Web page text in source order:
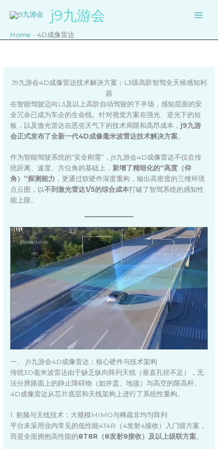
j9九游会
Home - 4D成像雷达
J9九游会4D成像雷达技术解决方案：L3级高阶智驾全天候感知利
器
在智能驾驶迈向L3及以上高阶自动驾驶的下半场，感知层面的安
全冗余已成为车企的生命线。针对视觉方案在强光、逆光下的短
板，以及激光雷达在恶劣天气下的技术局限和高昂成本， j9九游
会正式发布了全新一代4D成像毫米波雷达技术解决方案。
作为智能驾驶系统的“安全刚需”，j9九游会4D成像雷达不仅在传
统距离、速度、方位角的基础上，新增了精细化的“高度（仰
角）”探测能力 ，更通过软硬件深度重构，输出高密度的三维环境
点云图，以不到激光雷达1/5的综合成本打破了智驾系统的感知性
能上限。
一、 j9九游会4D成像雷达：核心硬件与技术架构
传统3D毫米波雷达由于缺乏纵向阵列天线（垂直孔径不足），无
法分辨路面上的静止障碍物（如井盖、地毯）与高空的限高杆。
4D成像雷达从芯片底层和天线架构上进行了系统性重构。
1. 射频与天线技术：大规模MIMO与稀疏非均匀阵列
平台未采用业内常见的低性能4T4R（4发射4接收）入门级方案，
而是全面拥抱高性能的8T8R（8发射8接收）及以上级联方案。